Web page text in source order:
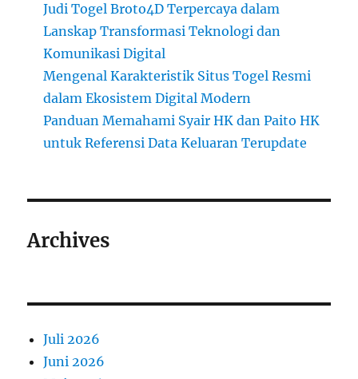
Judi Togel Broto4D Terpercaya dalam
Lanskap Transformasi Teknologi dan
Komunikasi Digital
Mengenal Karakteristik Situs Togel Resmi
dalam Ekosistem Digital Modern
Panduan Memahami Syair HK dan Paito HK
untuk Referensi Data Keluaran Terupdate
Archives
Juli 2026
Juni 2026